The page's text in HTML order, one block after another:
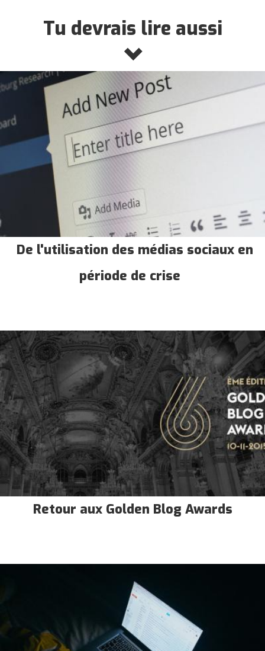
Tu devrais lire aussi
De l'utilisation des médias sociaux en
période de crise
Retour aux Golden Blog Awards